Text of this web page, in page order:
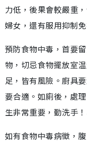
力低，後果會較嚴重
婦女，還有服用抑制
預防食物中毒，首要
物，切忌食物擺放室
足，皆有風險。廚具
要合適。如廁後，處
生非常重要，勤洗手
如有食物中毒病徵，